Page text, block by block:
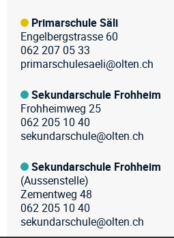
Primarschule Säli
Engelbergstrasse 60
062 207 05 33
primarschulesaeli@olten.ch
Sekundarschule Frohheim
Frohheimweg 25
062 205 10 40
sekundarschule@olten.ch
Sekundarschule Frohheim
(Aussenstelle)
Zementweg 48
062 205 10 40
sekundarschule@olten.ch